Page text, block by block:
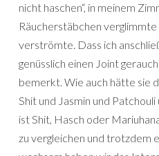
nicht haschen“, in meinem
Räucherstäbchen
verströmte. Dass ich
genüsslich einen Joint
bemerkt. Wie auch hätte sie
Shit und Jasmin und
ist Shit, Hasch oder
zu vergleichen und trotzdem